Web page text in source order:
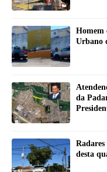
Homem
Urbano
da
desta